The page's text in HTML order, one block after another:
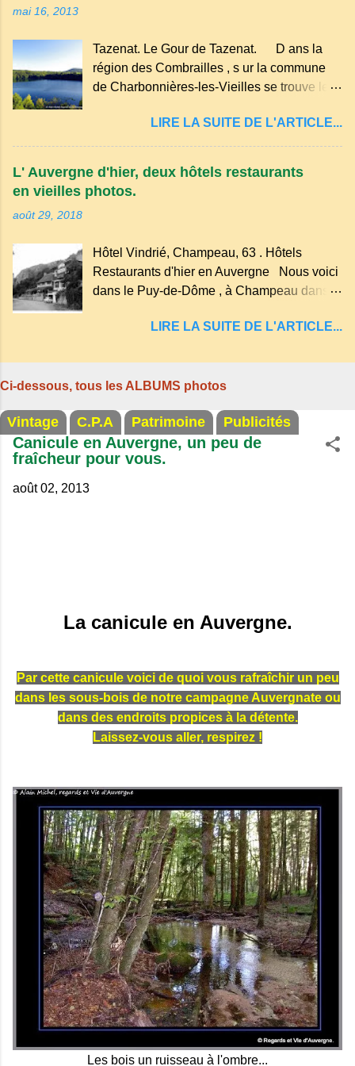
dans les nuages et brille au moindre rayon
de soleil, attirant le regard. Bien entouré de
verdure, d'un étang, d'une bambouseraie
des souvenirs tout cela dans un grand parc
arboré.
mai 16, 2013
Tazenat. Le Gour de Tazenat. D ans la
région des Combrailles , s ur la commune
de Charbonnières-les-Vieilles se trouve le
d'explosion) rempli d’eau, appelé : le Lac de
Tazenat ou Tazanat, il est le premier et le
plus au nord de la Chaîne des Puys qui en
compte près de soixante. En Auvergne
"sans fond" et en forme d'entonnoir
entraînant vers les entrailles de la terre, les
malheureux qui s'approchaient trop de
LIRE LA SUITE DE L'ARTICLE...
L' Auvergne d'hier, deux hôtels restaurants
en vieilles photos.
août 29, 2018
Hôtel Vindrié, Champeau, 63 . Hôtels
Restaurants d'hier en Auvergne Nous voici
dans le Puy-de-Dôme , à Champeau dans
Servant . L'Hôtel-Restaurant Vindrié était
son jambon de pays et son poulet cocotte,
selon les publicités. Dans un tel
LIRE LA SUITE DE L'ARTICLE...
Ci-dessous, tous les ALBUMS photos
Vintage C.P.A Patrimoine Publicités
Canicule en Auvergne, un peu de
fraîcheur pour vous.
août 02, 2013
La canicule en Auvergne.
Par cette canicule voici de quoi vous rafraîchir un peu
dans les sous-bois de notre campagne Auvergnate ou
dans des endroits propices à la détente.
Laissez-vous aller, respirez !
Les bois un ruisseau à l'ombre...